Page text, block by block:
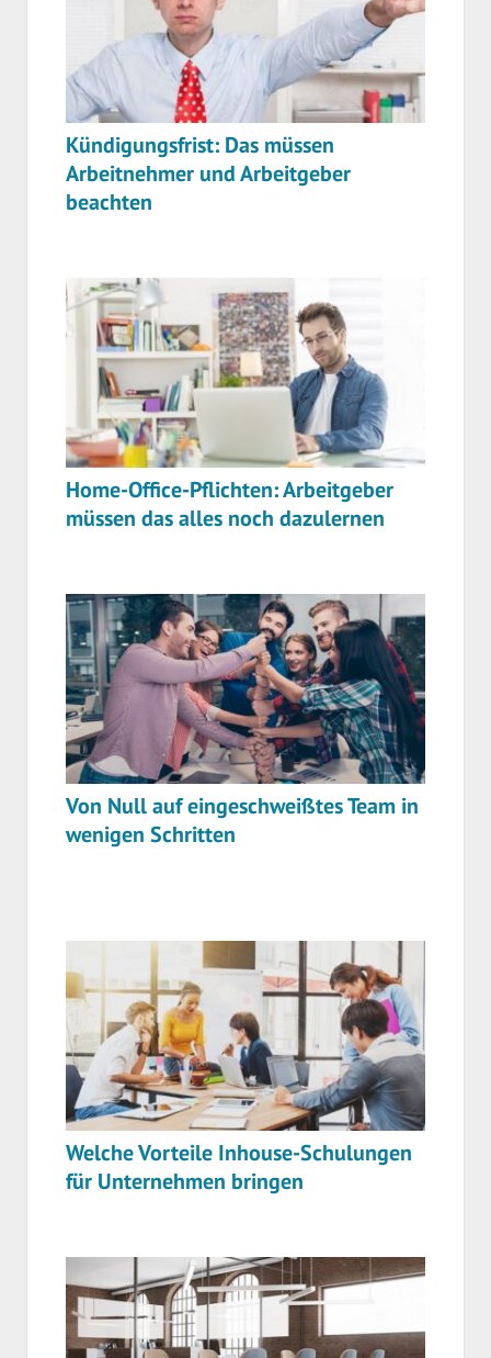
Kündigungsfrist: Das müssen
Arbeitnehmer und Arbeitgeber
beachten
Home-Office-Pflichten: Arbeitgeber
müssen das alles noch dazulernen
Von Null auf eingeschweißtes Team in
wenigen Schritten
Welche Vorteile Inhouse-Schulungen
für Unternehmen bringen